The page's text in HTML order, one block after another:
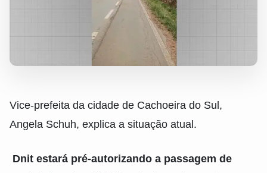
Vice-prefeita da cidade de Cachoeira do Sul,
Angela Schuh, explica a situação atual.
Dnit estará pré-autorizando a passagem de